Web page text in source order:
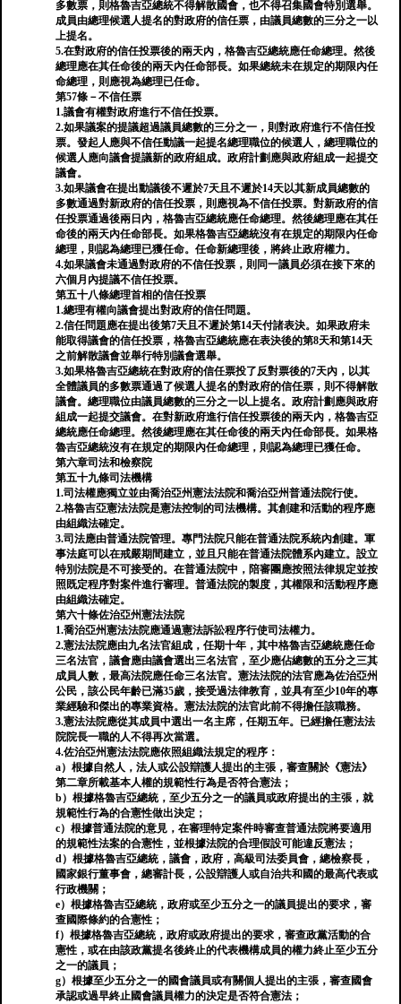
多數票，則格魯吉亞總統不得解散國會，也不得召集國會特別選舉。
成員由總理候選人提名的對政府的信任票，由議員總數的三分之一以
上提名。
5.在對政府的信任投票後的兩天內，格魯吉亞總統應任命總理。然後
總理應在其任命後的兩天內任命部長。如果總統未在規定的期限內任
命總理，則應視為總理已任命。
第57條－不信任票
1.議會有權對政府進行不信任投票。
2.如果議案的提議超過議員總數的三分之一，則對政府進行不信任投
票。發起人應與不信任動議一起提名總理職位的候選人，總理職位的
候選人應向議會提議新的政府組成。政府計劃應與政府組成一起提交
議會。
3.如果議會在提出動議後不遲於7天且不遲於14天以其新成員總數的
多數通過對新政府的信任投票，則應視為不信任投票。對新政府的信
任投票通過後兩日內，格魯吉亞總統應任命總理。然後總理應在其任
命後的兩天內任命部長。如果格魯吉亞總統沒有在規定的期限內任命
總理，則認為總理已獲任命。任命新總理後，將終止政府權力。
4.如果議會未通過對政府的不信任投票，則同一議員必須在接下來的
六個月內提議不信任投票。
第五十八條總理首相的信任投票
1.總理有權向議會提出對政府的信任問題。
2.信任問題應在提出後第7天且不遲於第14天付諸表決。如果政府未
能取得議會的信任投票，格魯吉亞總統應在表決後的第8天和第14天
之前解散議會並舉行特別議會選舉。
3.如果格魯吉亞總統在對政府的信任票投了反對票後的7天內，以其
全體議員的多數票通過了候選人提名的對政府的信任票，則不得解散
議會。總理職位由議員總數的三分之一以上提名。政府計劃應與政府
組成一起提交議會。在對新政府進行信任投票後的兩天內，格魯吉亞
總統應任命總理。然後總理應在其任命後的兩天內任命部長。如果格
魯吉亞總統沒有在規定的期限內任命總理，則認為總理已獲任命。
第六章司法和檢察院
第五十九條司法機構
1.司法權應獨立並由喬治亞州憲法法院和喬治亞州普通法院行使。
2.格魯吉亞憲法法院是憲法控制的司法機構。其創建和活動的程序應
由組織法確定。
3.司法應由普通法院管理。專門法院只能在普通法院系統內創建。軍
事法庭可以在戒嚴期間建立，並且只能在普通法院體系內建立。設立
特別法院是不可接受的。在普通法院中，陪審團應按照法律規定並按
照既定程序對案件進行審理。普通法院的製度，其權限和活動程序應
由組織法確定。
第六十條佐治亞州憲法法院
1.喬治亞州憲法法院應通過憲法訴訟程序行使司法權力。
2.憲法法院應由九名法官組成，任期十年，其中格魯吉亞總統應任命
三名法官，議會應由議會選出三名法官，至少應佔總數的五分之三其
成員人數，最高法院應任命三名法官。憲法法院的法官應為佐治亞州
公民，該公民年齡已滿35歲，接受過法律教育，並具有至少10年的專
業經驗和傑出的專業資格。憲法法院的法官此前不得擔任該職務。
3.憲法法院應從其成員中選出一名主席，任期五年。已經擔任憲法法
院院長一職的人不得再次當選。
4.佐治亞州憲法法院應依照組織法規定的程序：
a）根據自然人，法人或公設辯護人提出的主張，審查關於《憲法》
第二章所載基本人權的規範性行為是否符合憲法；
b）根據格魯吉亞總統，至少五分之一的議員或政府提出的主張，就
規範性行為的合憲性做出決定；
c）根據普通法院的意見，在審理特定案件時審查普通法院將要適用
的規範性法案的合憲性，並根據法院的合理假設可能違反憲法；
d）根據格魯吉亞總統，議會，政府，高級司法委員會，總檢察長，
國家銀行董事會，總審計長，公設辯護人或自治共和國的最高代表或
行政機關；
e）根據格魯吉亞總統，政府或至少五分之一的議員提出的要求，審
查國際條約的合憲性；
f）根據格魯吉亞總統，政府或政府提出的要求，審查政黨活動的合
憲性，或在由該政黨提名後終止的代表機構成員的權力終止至少五分
之一的議員；
g）根據至少五分之一的國會議員或有關個人提出的主張，審查國會
承認或過早終止國會議員權力的決定是否符合憲法；